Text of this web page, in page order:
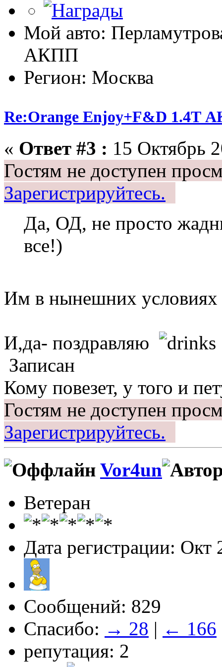
Мой авто:
АКПП
Регион: Москва
Re:Orange Enjoy+F&D 1.4Т
« Ответ #3 : 15 Октябрь
Гостям не доступен
Зарегистрируйтесь.
Да, ОД, не просто
все!)
Им в нынешних условиях
И,да- поздравляю
Записан
Кому повезет, у того и
Гостям не доступен
Зарегистрируйтесь.
Vor4un
Ветеран
Дата регистрации: Окт
Сообщений: 829
Спасибо: → 28 | ← 166
репутация: 2